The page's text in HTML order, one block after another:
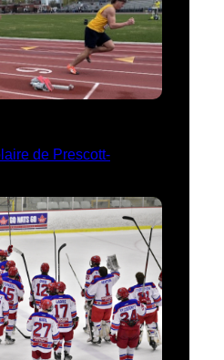
de Prescott-